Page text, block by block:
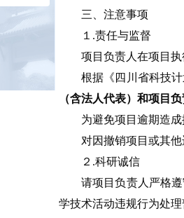
三、注意事项
１.责任与监督
项目负责人在项目
根据《四川省科技
（含法人代表）和项目
为避免项目逾期造
对因撤销项目或其
２.科研诚信
请项目负责人严格
学技术活动违规行为处